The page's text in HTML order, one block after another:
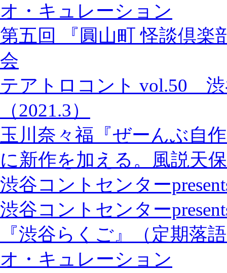
オ・キュレーション
第五回 『圓山町 怪談倶楽
会
テアトロコント vol.50
（2021.3）
玉川奈々福『ぜーんぶ自
に新作を加える。風説天
渋谷コントセンター
渋谷コントセンター
『渋谷らくご』（定期落
オ・キュレーション